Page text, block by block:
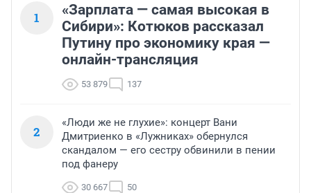
1
«Зарплата — самая высокая в
Сибири»: Котюков рассказал
Путину про экономику края —
онлайн-трансляция
53 879 137
2
«Люди же не глухие»: концерт Вани
Дмитриенко в «Лужниках» обернулся
скандалом — его сестру обвинили в пении
под фанеру
30 667 50